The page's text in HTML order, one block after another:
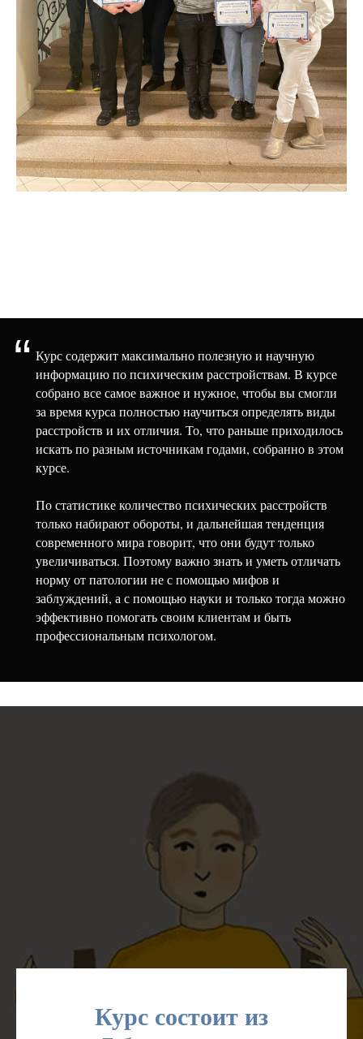
“ Курс содержит максимально полезную и научную
информацию по психическим расстройствам. В курсе
собрано все самое важное и нужное, чтобы вы смогли
за время курса полностью научиться определять виды
расстройств и их отличия. То, что раньше приходилось
искать по разным источникам годами, собранно в этом
курсе.
По статистике количество психических расстройств
только набирают обороты, и дальнейшая тенденция
современного мира говорит, что они будут только
увеличиваться. Поэтому важно знать и уметь отличать
норму от патологии не с помощью мифов и
заблуждений, а с помощью науки и только тогда можно
эффективно помогать своим клиентам и быть
профессиональным психологом.
Курс состоит из